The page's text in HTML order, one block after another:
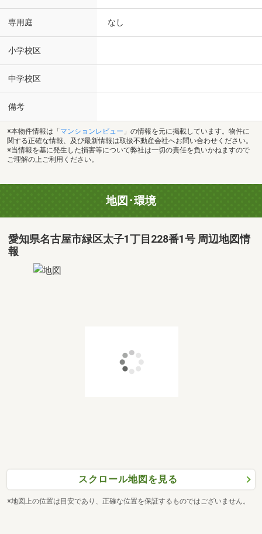
専用庭 なし
小学校区
中学校区
備考
※本物件情報は「 マンションレビュー 」の情報を元に掲載しています。物件に
関する正確な情報、及び最新情報は取扱不動産会社へお問い合わせください。
※当情報を基に発生した損害等について弊社は一切の責任を負いかねますので
ご理解の上ご利用ください。
地図･環境
愛知県名古屋市緑区太子1丁目228番1号 周辺地図情
報
スクロール地図を見る
※地図上の位置は目安であり、正確な位置を保証するものではございません。